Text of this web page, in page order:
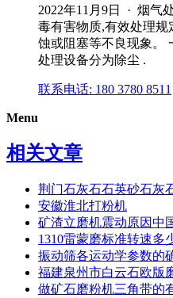
2022年11月9日 · 烟气
毒有害物质,有效处理
蚀或阻塞等不良现象。
处理设备分为除尘 .
联系电话: 180 3780 8511
Menu
相关文章
荆门石灰石石英砂石灰
安徽淮北打粉机
矿渣立磨机震动原因中
1310雷蒙磨标准转速多
振动筛各运动学参数的
福建泉州市白云石欧版
做矿石磨粉机三角带的